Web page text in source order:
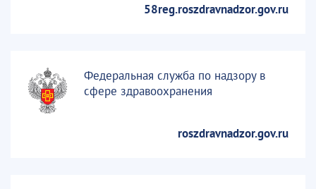
58reg.roszdravnadzor.gov.ru
Федеральная служба по надзору в
сфере здравоохранения
roszdravnadzor.gov.ru